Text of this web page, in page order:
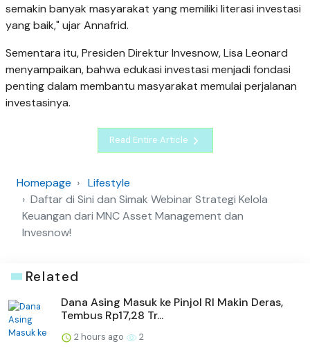
semakin banyak masyarakat yang memiliki literasi investasi
yang baik," ujar Annafrid.
Sementara itu, Presiden Direktur Invesnow, Lisa Leonard
menyampaikan, bahwa edukasi investasi menjadi fondasi
penting dalam membantu masyarakat memulai perjalanan
investasinya.
Read Entire Article
Homepage
Lifestyle
Daftar di Sini dan Simak Webinar Strategi Kelola
Keuangan dari MNC Asset Management dan
Invesnow!
Related
Dana Asing Masuk ke Pinjol RI Makin Deras,
Tembus Rp17,28 Tr...
2 hours ago 2